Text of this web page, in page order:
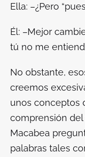
Ella: –¿Pero
Él: –Mejor
tú no me
No obstante,
creemos
unos conceptos
comprensión del
Macabea
palabras tales